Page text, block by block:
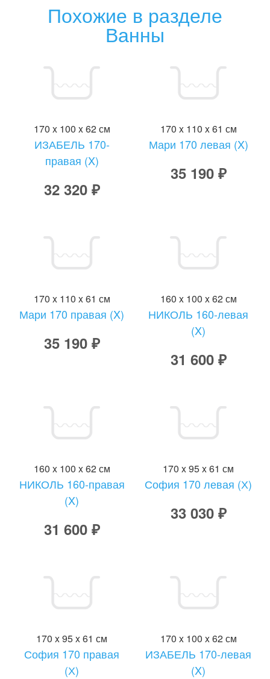
Похожие в разделе
Ванны
170 x 100 x 62 см
ИЗАБЕЛЬ 170-
правая (X)
32 320 ₽
170 x 110 x 61 см
Мари 170 левая (X)
35 190 ₽
170 x 110 x 61 см
Мари 170 правая (X)
35 190 ₽
160 x 100 x 62 см
НИКОЛЬ 160-левая
(X)
31 600 ₽
160 x 100 x 62 см
НИКОЛЬ 160-правая
(X)
31 600 ₽
170 x 95 x 61 см
София 170 левая (Х)
33 030 ₽
170 x 95 x 61 см
София 170 правая
(Х)
170 x 100 x 62 см
ИЗАБЕЛЬ 170-левая
(X)